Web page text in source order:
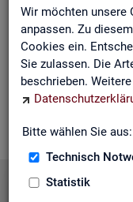
Wir möchten unsere
anpassen. Zu
Cookies ein.
Sie zulassen. Die
beschrieben.
Bitte wählen Sie aus:
Technisch
Statistik
Die Sta­tis­tik derBA
und
einen spe­zi­el­len
back zu un­se­ren